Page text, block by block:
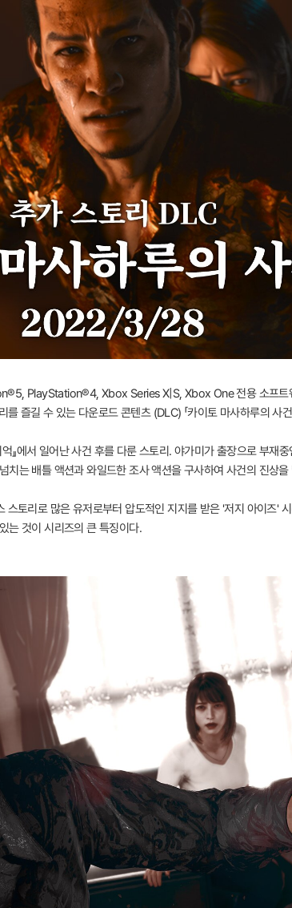
PlayStation®4, Xbox Series X|S, Xbox One 전용 소프트웨
즐길 수 있는 다운로드 콘텐츠 (DLC) 「카이토 마사하루의 사
억』에서 일어난 사건 후를 다룬 스토리. 야가미가 출장으로 부
는 배틀 액션과 와일드한 조사 액션을 구사하여 사건의 진상을
스토리로 많은 유저로부터 압도적인 지지를 받은 '저지 아이즈'
는 것이 시리즈의 큰 특징이다.